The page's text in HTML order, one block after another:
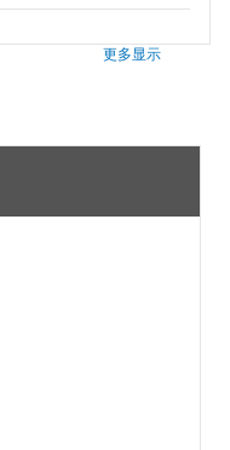
更多显示